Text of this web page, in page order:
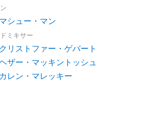
マシュー・マン
ミキサー
クリストファー・ゲバート
ザー・マッキントッシュ
カレン・マレッキー